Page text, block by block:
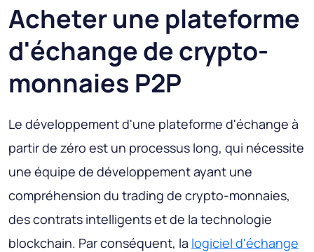
Acheter une plateforme
d'échange de crypto-
monnaies P2P
Le développement d'une plateforme d'échange à
partir de zéro est un processus long, qui nécessite
une équipe de développement ayant une
compréhension du trading de crypto-monnaies,
des contrats intelligents et de la technologie
blockchain. Par conséquent, la logiciel d'échange